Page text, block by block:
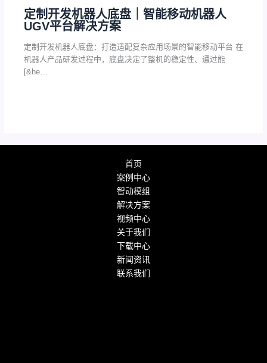
定制开发机器人底盘｜智能移动机器人
UGV平台解决方案
定制开发机器人底盘：打造适配复杂应用场景的智能移动平台 在
机器人产品研发过程中，底盘决定了整机的稳定性、通过能
[&he…
首页
案例中心
智动模组
解决方案
视频中心
关于我们
下载中心
新闻资讯
联系我们